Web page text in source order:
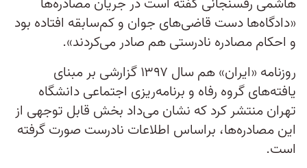
«دادگاه‌ها دست قاضی‌های جوان و کم‌سابقه افتاده بود
و احکام مصادره نادرستی هم صادر می‌کردند».
روزنامه «ایران» هم سال ۱۳۹۷ گزارشی بر مبنای
یافته‌های گروه رفاه و برنامه‌ریزی اجتماعی دانشگاه
تهران منتشر کرد که نشان می‌داد بخش قابل توجهی از
این مصادر‌ه‌ها، براساس اطلاعات نادرست صورت گرفته
است.